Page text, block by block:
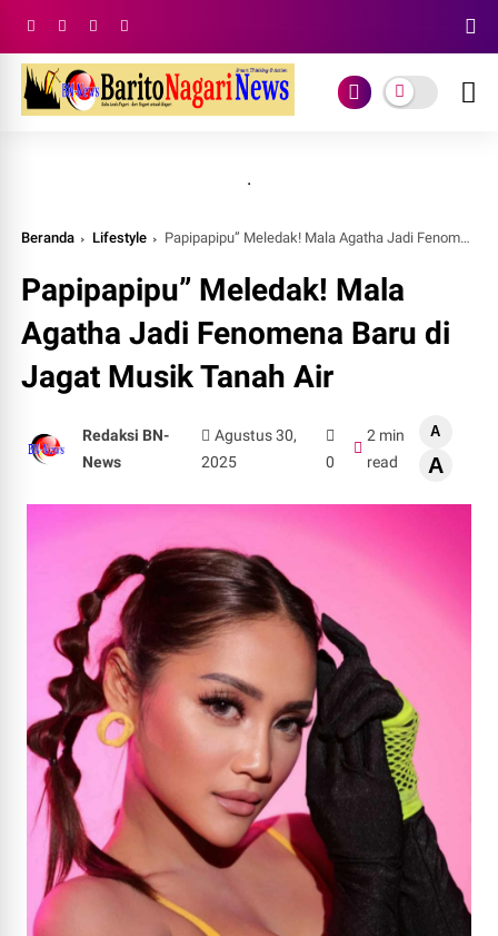
.
Beranda Lifestyle Papipapipu” Meledak! Mala Agatha Jadi Fenomena Baru di Jagat Musik Tanah Air
Papipapipu” Meledak! Mala
Agatha Jadi Fenomena Baru di
Jagat Musik Tanah Air
Redaksi BN-
News
Agustus 30,
2025
0
2 min
read
A
A